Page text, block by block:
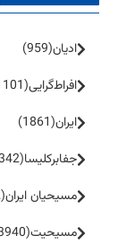
ادیان(959)
افراط‌گرایی(1101)
ایران(1861)
جفا‌بر‌کلیسا(1342)
مسیحیان ایران(1062)
مسیحیت(3940)